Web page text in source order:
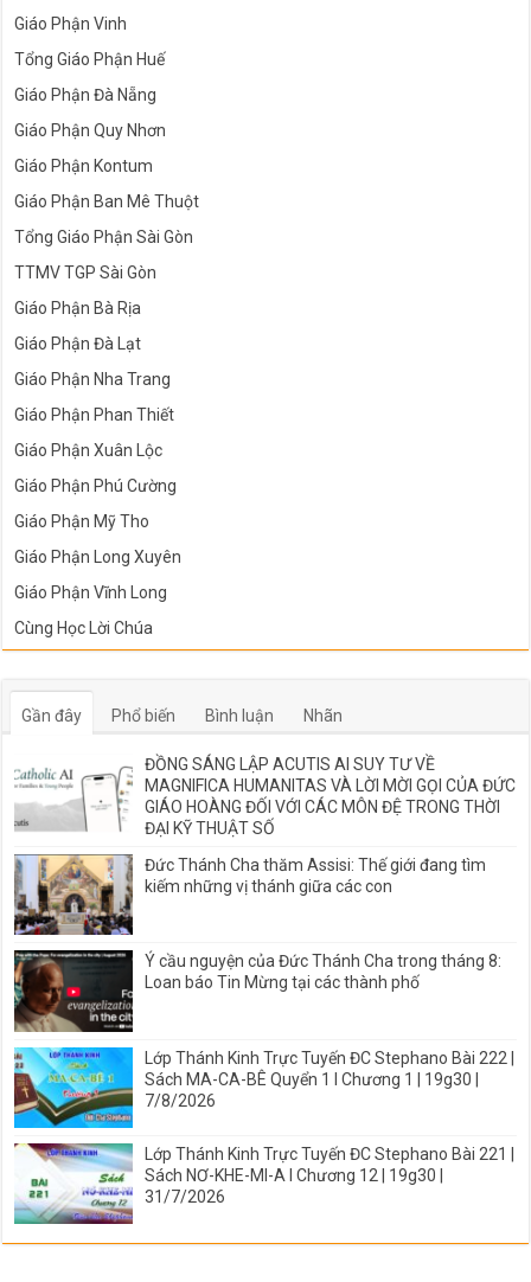
Giáo Phận Vinh
Tổng Giáo Phận Huế
Giáo Phận Đà Nẵng
Giáo Phận Quy Nhơn
Giáo Phận Kontum
Giáo Phận Ban Mê Thuột
Tổng Giáo Phận Sài Gòn
TTMV TGP Sài Gòn
Giáo Phận Bà Rịa
Giáo Phận Đà Lạt
Giáo Phận Nha Trang
Giáo Phận Phan Thiết
Giáo Phận Xuân Lộc
Giáo Phận Phú Cường
Giáo Phận Mỹ Tho
Giáo Phận Long Xuyên
Giáo Phận Vĩnh Long
Cùng Học Lời Chúa
Gần đây Phổ biến Bình luận Nhãn
ĐỒNG SÁNG LẬP ACUTIS AI SUY TƯ VỀ
MAGNIFICA HUMANITAS VÀ LỜI MỜI GỌI CỦA ĐỨC
GIÁO HOÀNG ĐỐI VỚI CÁC MÔN ĐỆ TRONG THỜI
ĐẠI KỸ THUẬT SỐ
Đức Thánh Cha thăm Assisi: Thế giới đang tìm
kiếm những vị thánh giữa các con
Ý cầu nguyện của Đức Thánh Cha trong tháng 8:
Loan báo Tin Mừng tại các thành phố
Lớp Thánh Kinh Trực Tuyến ĐC Stephano Bài 222 |
Sách MA-CA-BÊ Quyển 1 I Chương 1 | 19g30 |
7/8/2026
Lớp Thánh Kinh Trực Tuyến ĐC Stephano Bài 221 |
Sách NƠ-KHE-MI-A I Chương 12 | 19g30 |
31/7/2026